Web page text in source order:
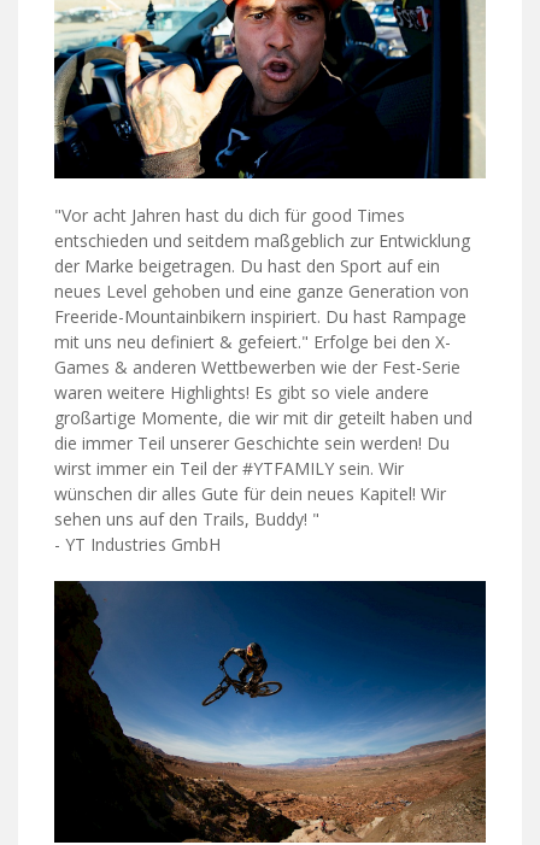
"Vor acht Jahren hast du dich für good Times
entschieden und seitdem maßgeblich zur Entwicklung
der Marke beigetragen. Du hast den Sport auf ein
neues Level gehoben und eine ganze Generation von
Freeride-Mountainbikern inspiriert. Du hast Rampage
mit uns neu definiert & gefeiert." Erfolge bei den X-
Games & anderen Wettbewerben wie der Fest-Serie
waren weitere Highlights! Es gibt so viele andere
großartige Momente, die wir mit dir geteilt haben und
die immer Teil unserer Geschichte sein werden! Du
wirst immer ein Teil der #YTFAMILY sein. Wir
wünschen dir alles Gute für dein neues Kapitel! Wir
sehen uns auf den Trails, Buddy! "
- YT Industries GmbH